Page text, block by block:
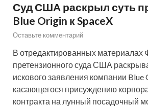
Суд США раскрыл суть
Blue Origin к SpaceX
Оставьте комментарий
В отредактированных материалах
претензионного суда США
искового заявления компании
касающегося присуждению
контракта на лунный посадочный